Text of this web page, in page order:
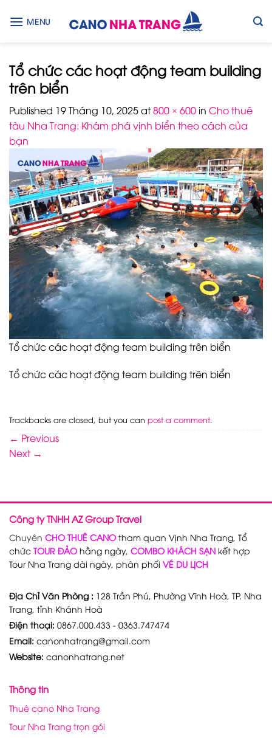
MENU
Tổ chức các hoạt động team building
trên biển
Published 19 Tháng 10, 2025at800 × 600 in Cho thuê
tàu Nha Trang: Khám phá vịnh biển theo cách của
bạn
Tổ chức các hoạt động team building trên biển
Tổ chức các hoạt động team building trên biển
Trackbacks are closed, but you can post a comment.
← Previous
Next →
Công ty TNHH AZ Group Travel
Chuyên CHO THUÊ CANO tham quan Vịnh Nha Trang, Tổ
chức TOUR ĐẢO hằng ngày, COMBO KHÁCH SẠN kết hợp
Tour Nha Trang dài ngày, phân phối VÉ DU LỊCH
Địa Chỉ Văn Phòng : 128 Trần Phú, Phường Vĩnh Hoà, TP. Nha
Trang, tỉnh Khánh Hoà
Điện thoại: 0867.000.433 - 0363.747474
Email: canonhatrang@gmail.com
Website: canonhatrang.net
Thông tin
Thuê cano Nha Trang
Tour Nha Trang trọn gói